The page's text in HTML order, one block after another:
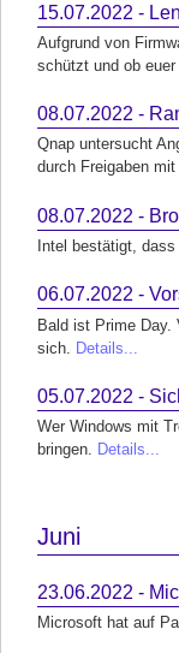
15.07.2022 -
Aufgrund von
schützt und ob
08.07.2022 -
Qnap untersucht
durch Freigaben
08.07.2022 -
Intel bestätigt,
06.07.2022 -
Bald ist Prime Day.
sich. Details...
05.07.2022 -
Wer Windows mit
bringen. Details...
Juni
23.06.2022 -
Microsoft hat auf